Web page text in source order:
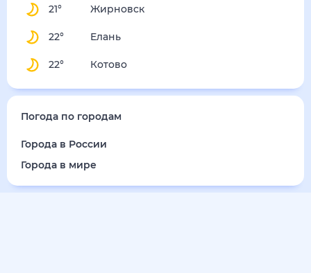
21° Жирновск
22° Елань
22° Котово
Погода по городам
Города в России
Города в мире